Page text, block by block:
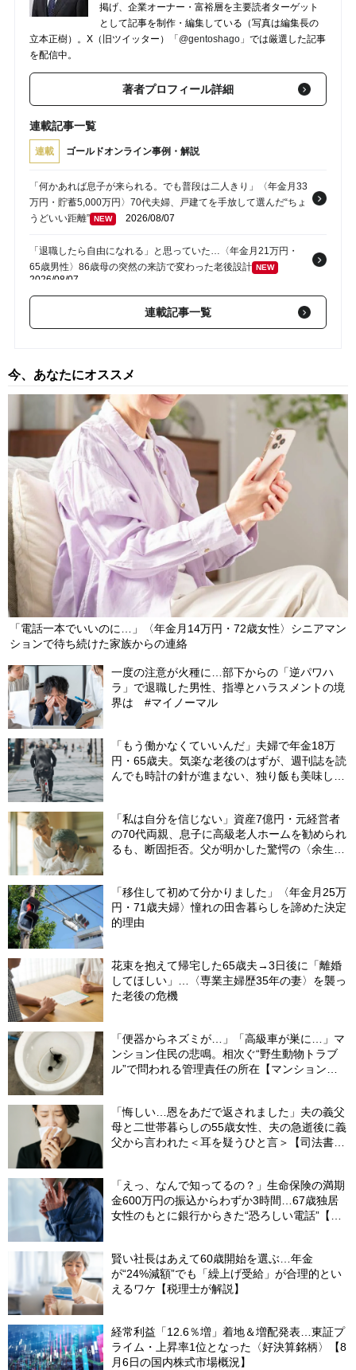
掲げ、企業オーナー・富裕層を主要読者ターゲット
として記事を制作・編集している（写真は編集長の
立本正樹）。X（旧ツイッター）
「@gentoshago」 では厳選した記事
を配信中。
著者プロフィール詳細
連載記事一覧
連載 ゴールドオンライン事例・解説
「何かあれば息子が来られる。でも普段は二人きり」〈年金月33
万円・貯蓄5,000万円〉70代夫婦、戸建てを手放して選んだ“ちょ
うどいい距離” NEW 2026/08/07
「退職したら自由になれる」と思っていた…〈年金月21万円・
65歳男性〉86歳母の突然の来訪で変わった老後設計 NEW
2026/08/07
「親だからって甘えすぎよ」〈年金月13万円・68歳母〉帰省し
た40歳長男に告げた「もう実家には泊めない」
「お母さん、何これ…？」＜年金18万円＞75歳母の家で、頭が
真っ白になった45歳娘。築45年の実家に「ゴミ屋敷の予兆」
と、渡された“絶望のメモ”
NEW 2026/08/07
「もう二度と会えなくていい」…手取り28万円・32歳女性がス
ーツケース片手に実家を飛び出した日。きっかけは66歳母の「背
筋の凍る一言」
NEW 2026/08/07
連載記事一覧
今、あなたにオススメ
「電話一本でいいのに…」〈年金月14万円・72歳女性〉シニアマン
ションで待ち続けた家族からの連絡
一度の注意が火種に…部下からの「逆パワハ
ラ」で退職した男性、指導とハラスメントの境
界は #マイノーマル
「もう働かなくていいんだ」夫婦で年金18万
円・65歳夫。気楽な老後のはずが、週刊誌を読
んでも時計の針が進まない、独り飯も美味しく
「私は自分を信じない」資産7億円・元経営者
の70代両親、息子に高級老人ホームを勧められ
るも、断固拒否。父が明かした驚愕の〈余生計
「移住して初めて分かりました」〈年金月25万
円・71歳夫婦〉憧れの田舎暮らしを諦めた決定
的理由
花束を抱えて帰宅した65歳夫→3日後に「離婚
してほしい」…〈専業主婦歴35年の妻〉を襲っ
た老後の危機
「便器からネズミが…」「高級車が巣に…」マ
ンション住民の悲鳴。相次ぐ“野生動物トラブ
ル”で問われる管理責任の所在【マンション管
「悔しい…恩をあだで返されました」夫の義父
母と二世帯暮らしの55歳女性、夫の急逝後に義
父から言われた＜耳を疑うひと言＞【司法書士
「えっ、なんで知ってるの？」生命保険の満期
金600万円の振込からわずか3時間…67歳独居
女性のもとに銀行からきた“恐ろしい電話”【FP
賢い社長はあえて60歳開始を選ぶ…年金
が“24%減額”でも「繰上げ受給」が合理的とい
えるワケ【税理士が解説】
経常利益「12.6％増」着地＆増配発表…東証プ
ライム・上昇率1位となった〈好決算銘柄〉【8
月6日の国内株式市場概況】